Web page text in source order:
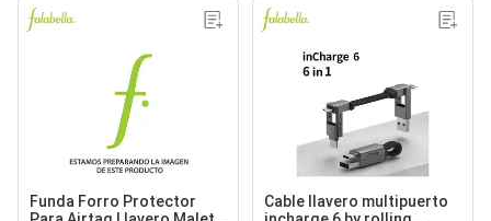
Funda Forro Protector
Cable llavero multipuerto